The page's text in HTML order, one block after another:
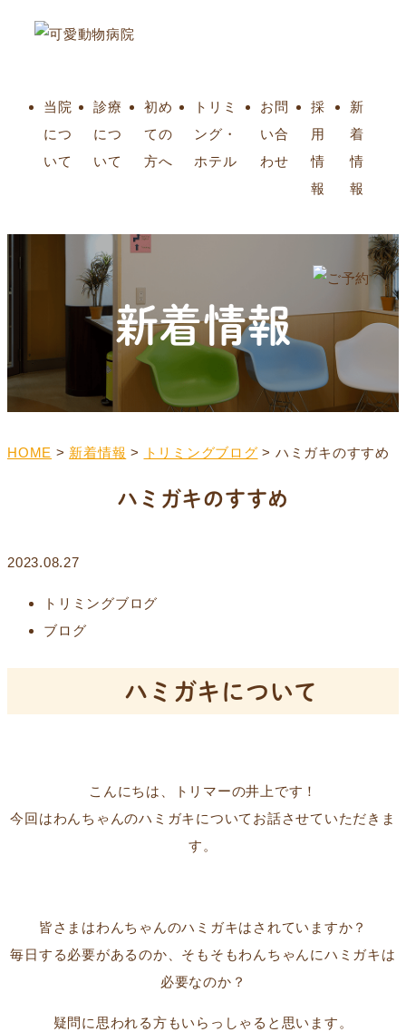
当院
につ
いて
診療
につ
いて
初め
ての
方へ
トリミ
ング・
ホテル
お問
い合
わせ
採
用
情
報
新
着
情
報
新着情報
HOME > 新着情報 > トリミングブログ > ハミガキのすすめ
ハミガキのすすめ
2023.08.27
トリミングブログ
ブログ
ハミガキについて
こんにちは、トリマーの井上です！
今回はわんちゃんのハミガキについてお話させていただきま
す。
皆さまはわんちゃんのハミガキはされていますか？
毎日する必要があるのか、そもそもわんちゃんにハミガキは
必要なのか？
疑問に思われる方もいらっしゃると思います。